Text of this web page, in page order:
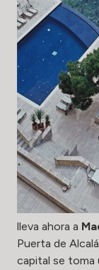
lleva ahora a
Puerta de
capital se toma